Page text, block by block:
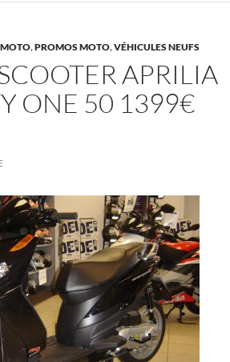
MOTO,PROMOS MOTO,VÉHICULES NEUFS
APRILIA
ONE 50 1399€